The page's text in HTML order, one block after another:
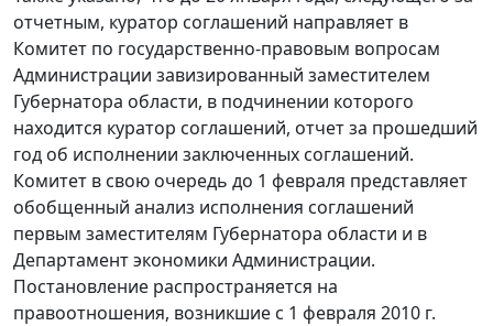
отчетным, куратор соглашений направляет в
Комитет по государственно-правовым вопросам
Администрации завизированный заместителем
Губернатора области, в подчинении которого
находится куратор соглашений, отчет за прошедший
год об исполнении заключенных соглашений.
Комитет в свою очередь до 1 февраля представляет
обобщенный анализ исполнения соглашений
первым заместителям Губернатора области и в
Департамент экономики Администрации.
Постановление распространяется на
правоотношения, возникшие с 1 февраля 2010 г.